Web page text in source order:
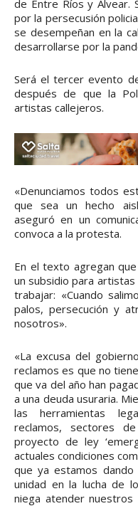
de Entre Ríos y Alvear.
por la persecusión
se desempeñan en la
desarrollarse por la
Será el tercer evento
después de que la
artistas callejeros.
«Denunciamos todos
que sea un hecho
aseguró en un
convoca a la protesta.
En el texto agregan
un subsidio para
trabajar: «Cuando
palos, persecución y
nosotros».
«La excusa del
reclamos es que no
que va del año han
a una deuda usuraria.
las herramientas
reclamos, sectores
proyecto de ley
actuales condiciones
que ya estamos
unidad en la lucha de
niega atender